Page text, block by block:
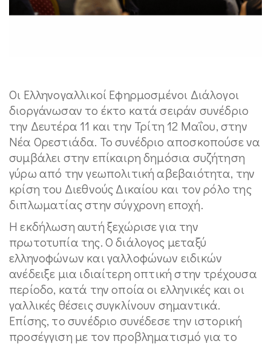
Οι Ελληνογαλλικοί Εφηρμοσμένοι Διάλογοι
διοργάνωσαν το έκτο κατά σειράν συνέδριο
την Δευτέρα 11 και την Τρίτη 12 Μαΐου, στην
Νέα Ορεστιάδα. Το συνέδριο αποσκοπούσε να
συμβάλει στην επίκαιρη δημόσια συζήτηση
γύρω από την γεωπολιτική αβεβαιότητα, την
κρίση του Διεθνούς Δικαίου και τον ρόλο της
διπλωματίας στην σύγχρονη εποχή.
Η εκδήλωση αυτή ξεχώρισε για την
πρωτοτυπία της. Ο διάλογος μεταξύ
ελληνοφώνων και γαλλοφώνων ειδικών
ανέδειξε μια ιδιαίτερη οπτική στην τρέχουσα
περίοδο, κατά την οποία οι ελληνικές και οι
γαλλικές θέσεις συγκλίνουν σημαντικά.
Επίσης, το συνέδριο συνέδεσε την ιστορική
προσέγγιση με τον προβληματισμό για το